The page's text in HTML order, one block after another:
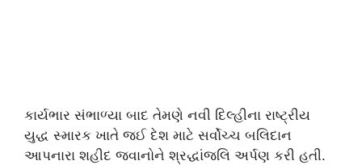
કાર્યભાર સંભાળ્યા બાદ તેમણે નવી દિલ્હીના રાષ્ટ્રીય
યુદ્ધ સ્મારક ખાતે જઈ દેશ માટે સર્વોચ્ચ બલિદાન
આપનારા શહીદ જવાનોને શ્રદ્ધાંજલિ અર્પણ કરી હતી.